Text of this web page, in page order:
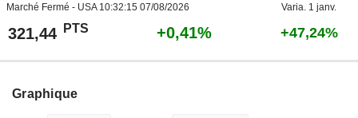
Marché Fermé - USA 10:32:15 07/08/2026 Varia. 1 janv.
321,44 PTS +0,41% +47,24%
Graphique